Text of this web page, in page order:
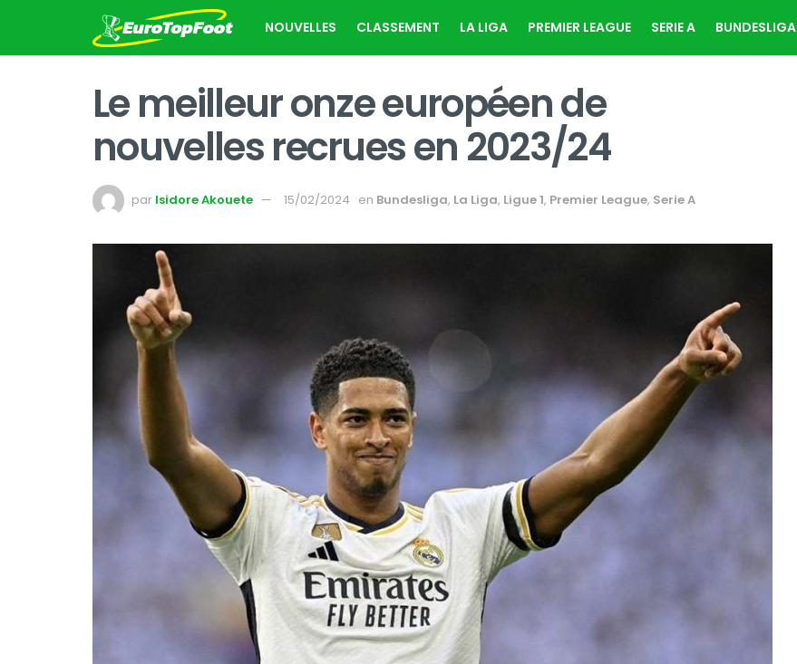
NOUVELLES CLASSEMENT LA LIGA PREMIER LEAGUE SERIE A BUNDESLIGA
Le meilleur onze européen de
nouvelles recrues en 2023/24
par Isidore Akouete 15/02/2024 en Bundesliga, La Liga, Ligue 1, Premier League, Serie A